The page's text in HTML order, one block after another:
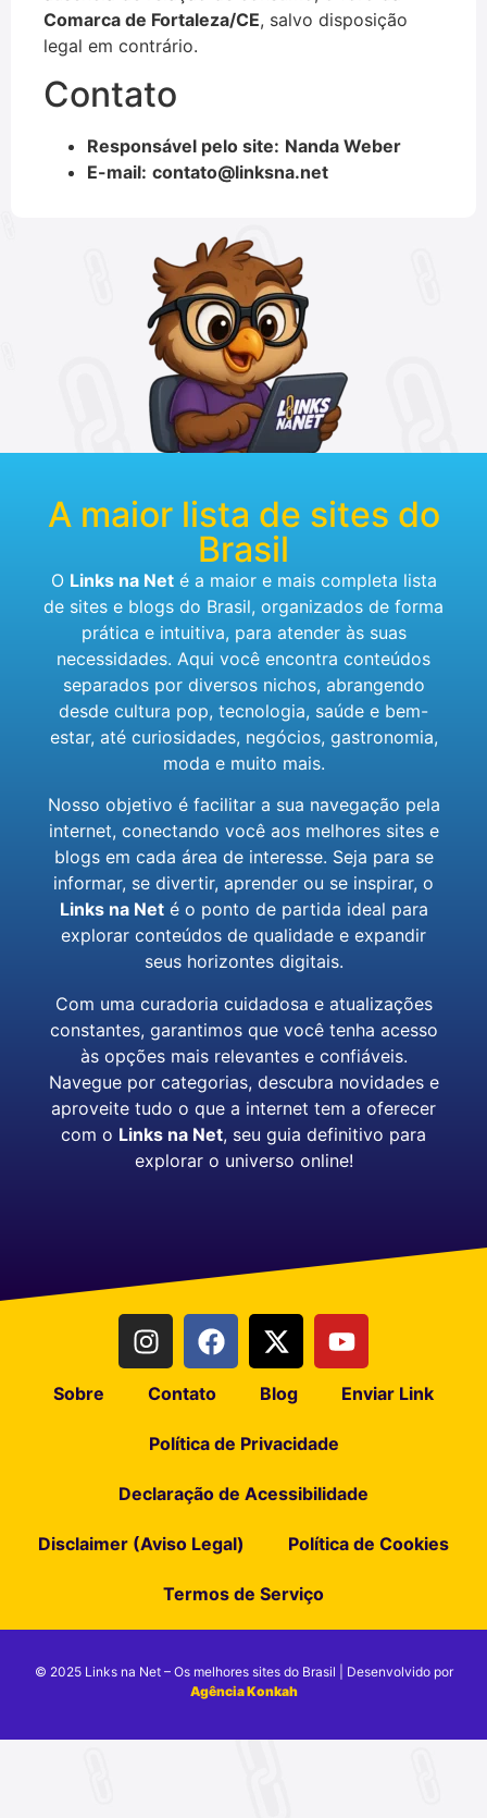
Comarca de Fortaleza/CE, salvo disposição
legal em contrário.
Contato
Responsável pelo site: Nanda Weber
E-mail: contato@linksna.net
A maior lista de sites do
Brasil
O Links na Neté a maior e mais completa lista
de sites e blogs do Brasil, organizados de forma
prática e intuitiva, para atender às suas
necessidades. Aqui você encontra conteúdos
separados por diversos nichos, abrangendo
desde cultura pop, tecnologia, saúde e bem-
estar, até curiosidades, negócios, gastronomia,
moda e muito mais.
Nosso objetivo é facilitar a sua navegação pela
internet, conectando você aos melhores sites e
blogs em cada área de interesse. Seja para se
informar, se divertir, aprender ou se inspirar, o
Links na Neté o ponto de partida ideal para
explorar conteúdos de qualidade e expandir
seus horizontes digitais.
Com uma curadoria cuidadosa e atualizações
constantes, garantimos que você tenha acesso
às opções mais relevantes e confiáveis.
Navegue por categorias, descubra novidades e
aproveite tudo o que a internet tem a oferecer
com o Links na Net, seu guia definitivo para
explorar o universo online!
Sobre Contato Blog Enviar Link
Política de Privacidade
Declaração de Acessibilidade
Disclaimer (Aviso Legal) Política de Cookies
Termos de Serviço
© 2025 Links na Net – Os melhores sites do Brasil | Desenvolvido por
Agência Konkah